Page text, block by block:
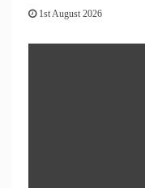
1st August 2026